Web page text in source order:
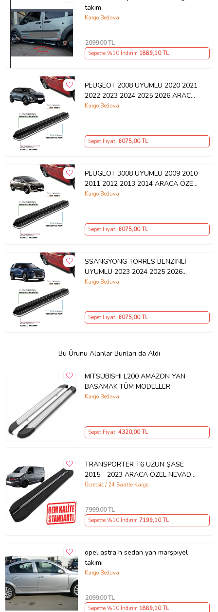
takım
Kargo Bedava
2099,00 TL
Sepette %10 İndirim 1889,10 TL
PEUGEOT 2008 UYUMLU 2020 2021
2022 2023 2024 2025 2026 ARACA
ÖZEL YAN BASAMAK
Kargo Bedava
Sepet Fiyatı 6075,00 TL
PEUGEOT 3008 UYUMLU 2009 2010
2011 2012 2013 2014 ARACA ÖZEL
YAN BASAMAK
Kargo Bedava
Sepet Fiyatı 6075,00 TL
SSANGYONG TORRES BENZİNLİ
UYUMLU 2023 2024 2025 2026
2027 ARACA ÖZEL YAN BASAMAK
Kargo Bedava
Sepet Fiyatı 6075,00 TL
Bu Ürünü Alanlar Bunları da Aldı
MITSUBISHI L200 AMAZON YAN
BASAMAK TÜM MODELLER
Kargo Bedava
Sepet Fiyatı 4320,00 TL
TRANSPORTER T6 UZUN ŞASE
2015 - 2023 ARACA ÖZEL NEVADA
SİYAH YAN BASAMAK
Ücretsiz / 24 Saatte Kargo
7999,00 TL
Sepette %10 İndirim 7199,10 TL
opel astra h sedan yan marşpiyel
takımı
Kargo Bedava
2099,00 TL
Sepette %10 İndirim 1889,10 TL